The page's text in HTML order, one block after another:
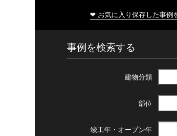
❤ お気に入り保存した事例
事例を検索する
建物分類
部位
竣工年・ オープン年